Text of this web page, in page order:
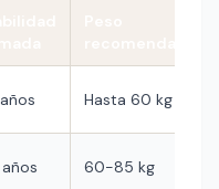
Hasta 60 kg
60-85 kg